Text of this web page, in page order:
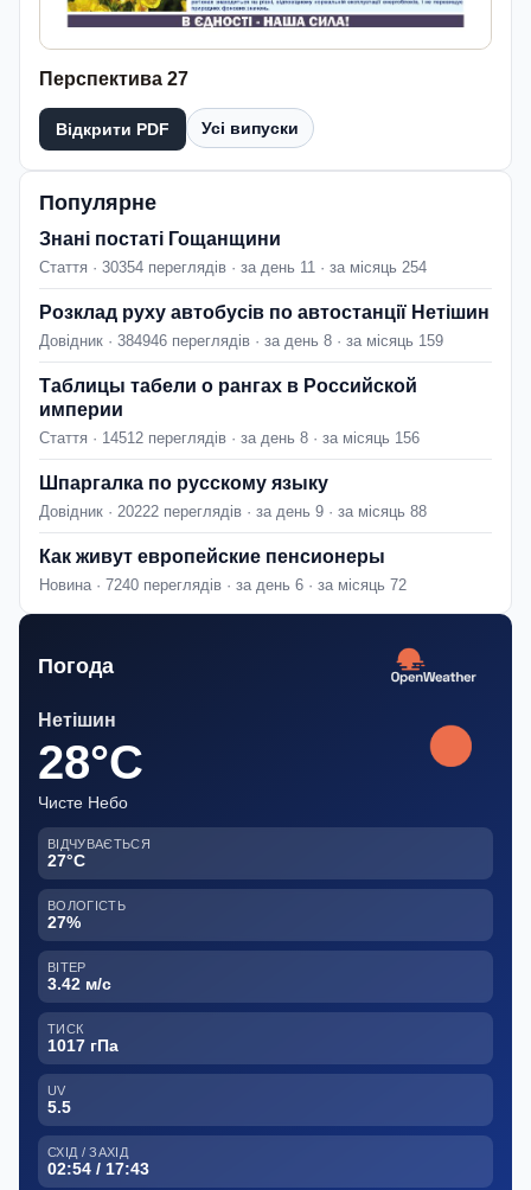
Перспектива 27
Відкрити PDF Усі випуски
Популярне
Знані постаті Гощанщини
Стаття · 30354 переглядів · за день 11 · за місяць 254
Розклад руху автобусів по автостанції Нетішин
Довідник · 384946 переглядів · за день 8 · за місяць 159
Таблицы табели о рангах в Российской
империи
Стаття · 14512 переглядів · за день 8 · за місяць 156
Шпаргалка по русскому языку
Довідник · 20222 переглядів · за день 9 · за місяць 88
Как живут европейские пенсионеры
Новина · 7240 переглядів · за день 6 · за місяць 72
Погода
Нетішин
28°C
Чисте Небо
ВІДЧУВАЄТЬСЯ
27°C
ВОЛОГІСТЬ
27%
ВІТЕР
3.42 м/с
ТИСК
1017 гПа
UV
5.5
СХІД / ЗАХІД
02:54 / 17:43